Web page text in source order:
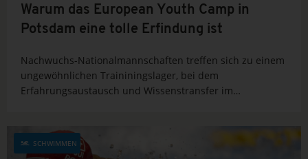
Warum das European Youth Camp in
Potsdam eine tolle Erfindung ist
Nachwuchs-Nationalmannschaften treffen sich zu einem
ungewöhnlichen Traininingslager, bei dem
Erfahrungsaustausch und Wissenstransfer im
Olympiagastgeber USA und Australien bestehen zu
können.
SCHWIMMEN